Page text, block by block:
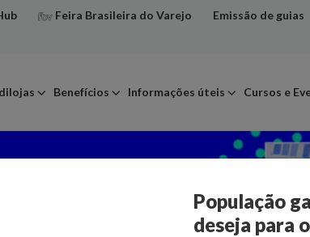
Feira Brasileira do Varejo Emissão de guias
Benefícios Informações úteis Cursos e
População
deseja para